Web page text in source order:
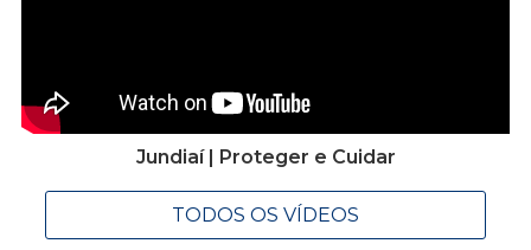
Jundiaí | Proteger e Cuidar
TODOS OS VÍDEOS